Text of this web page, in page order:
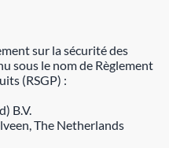
sur la sécurité des
sous le nom de Règlement
(RSGP) :
B.V.
The Netherlands